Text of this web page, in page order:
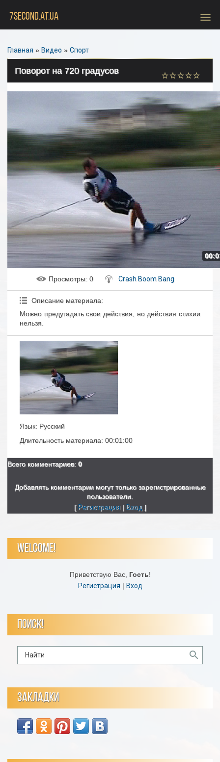
7SECOND.AT.UA menu
Главная » Видео » Спорт
Поворот на 720 градусов
Просмотры: 0 Crash Boom Bang
Описание материала:
Можно предугадать свои действия, но действия стихии
нельзя.
Язык: Русский
Длительность материала: 00:01:00
Всего комментариев: 0
Добавлять комментарии могут только зарегистрированные
пользователи.
[ Регистрация| Вход ]
WELCOME!
Приветствую Вас, Гость!
Регистрация | Вход
ПОИСК!
ЗАКЛАДКИ